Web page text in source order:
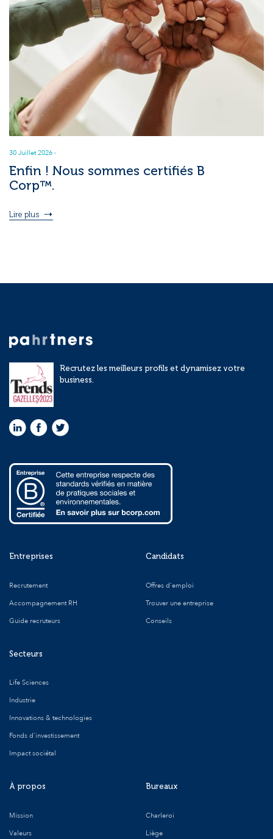
30 Juillet 2026 ·
Enfin ! Nous sommes certifiés B
Corp™.
Lire plus
Recrutez les meilleurs profils et dynamisez votre
business.
Entreprises
Recrutement
Accompagnement RH
Guide recruteurs
Secteurs
Life Sciences
Industrie
Innovations & technologies
Fonds d'investissement
Impact sociétal
Candidats
Offres d'emploi
Trouver une entreprise
Conseils
À propos
Mission
Valeurs
Bureaux
Charleroi
Liège